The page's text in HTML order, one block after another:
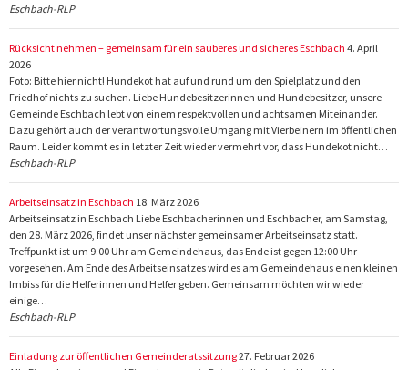
Eschbach-RLP
Rücksicht nehmen – gemeinsam für ein sauberes und sicheres Eschbach 4. April
2026
Foto: Bitte hier nicht! Hundekot hat auf und rund um den Spielplatz und den
Friedhof nichts zu suchen. Liebe Hundebesitzerinnen und Hundebesitzer, unsere
Gemeinde Eschbach lebt von einem respektvollen und achtsamen Miteinander.
Dazu gehört auch der verantwortungsvolle Umgang mit Vierbeinern im öffentlichen
Raum. Leider kommt es in letzter Zeit wieder vermehrt vor, dass Hundekot nicht…
Eschbach-RLP
Arbeitseinsatz in Eschbach 18. März 2026
Arbeitseinsatz in Eschbach Liebe Eschbacherinnen und Eschbacher, am Samstag,
den 28. März 2026, findet unser nächster gemeinsamer Arbeitseinsatz statt.
Treffpunkt ist um 9:00 Uhr am Gemeindehaus, das Ende ist gegen 12:00 Uhr
vorgesehen. Am Ende des Arbeitseinsatzes wird es am Gemeindehaus einen kleinen
Imbiss für die Helferinnen und Helfer geben. Gemeinsam möchten wir wieder
einige…
Eschbach-RLP
Einladung zur öffentlichen Gemeinderatssitzung27. Februar 2026